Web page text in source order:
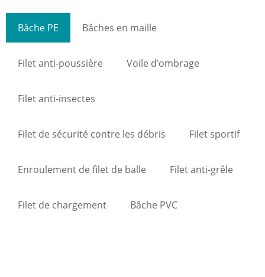
Bâche PE Bâches en maille
Filet anti-poussière Voile d'ombrage
Filet anti-insectes
Filet de sécurité contre les débris Filet sportif
Enroulement de filet de balle Filet anti-grêle
Filet de chargement Bâche PVC